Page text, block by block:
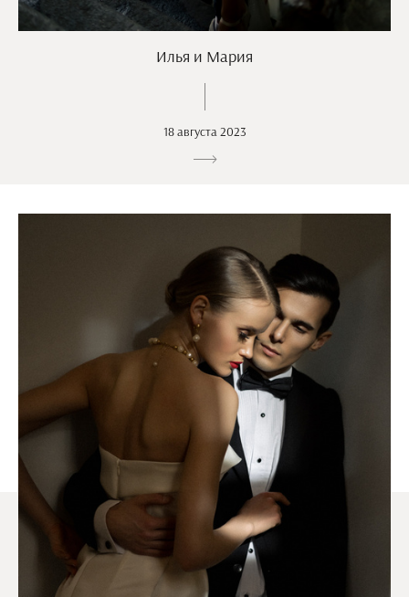
Илья и Мария
18 августа 2023